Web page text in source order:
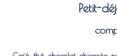
Petit-